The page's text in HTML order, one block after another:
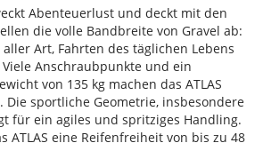
Abenteuerlust und deckt mit den
die volle Bandbreite von Gravel ab:
Art, Fahrten des täglichen Lebens
Anschraubpunkte und ein
von 135 kg machen das ATLAS
sportliche Geometrie, insbesondere
für ein agiles und spritziges Handling.
ATLAS eine Reifenfreiheit von bis zu 48